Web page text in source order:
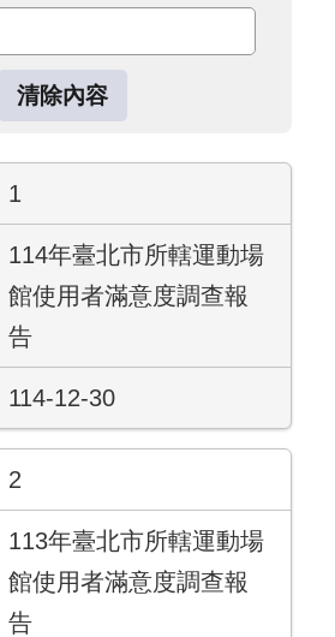
1
114年臺北市所轄運動場
館使用者滿意度調查報
告
114-12-30
2
113年臺北市所轄運動場
館使用者滿意度調查報
告